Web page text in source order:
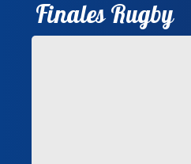
Finales Rugby